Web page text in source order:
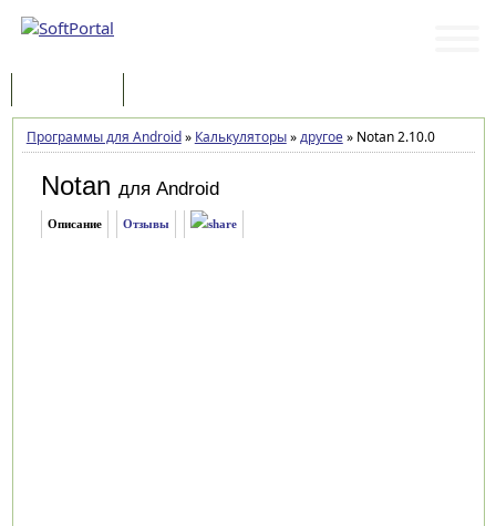
Программы для Android» Калькуляторы»другое»Notan 2.10.0
Notan для Android
Описание Отзывы